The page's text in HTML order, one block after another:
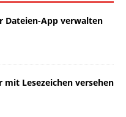
Dateien-App verwalten
Lesezeichen versehen